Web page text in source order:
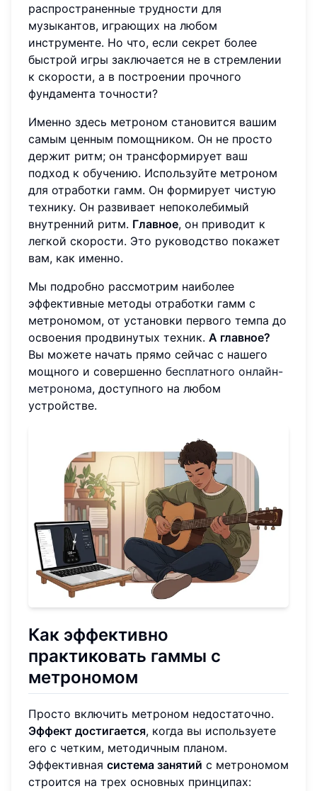
распространенные трудности для
музыкантов, играющих на любом
инструменте. Но что, если секрет более
быстрой игры заключается не в стремлении
к скорости, а в построении прочного
фундамента точности?
Именно здесь метроном становится вашим
самым ценным помощником. Он не просто
держит ритм; он трансформирует ваш
подход к обучению. Используйте метроном
для отработки гамм. Он формирует чистую
технику. Он развивает непоколебимый
внутренний ритм. Главное, он приводит к
легкой скорости. Это руководство покажет
вам, как именно.
Мы подробно рассмотрим наиболее
эффективные методы отработки гамм с
метрономом, от установки первого темпа до
освоения продвинутых техник. А главное?
Вы можете начать прямо сейчас с нашего
мощного и совершенно бесплатного онлайн-
метронома, доступного на любом
устройстве.
Как эффективно
практиковать гаммы с
метрономом
Просто включить метроном недостаточно.
Эффект достигается, когда вы используете
его с четким, методичным планом.
Эффективная система занятий с метрономом
строится на трех основных принципах: